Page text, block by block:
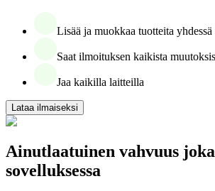
Lisää ja muokkaa tuotteita yhdessä
Saat ilmoituksen kaikista
Jaa kaikilla laitteilla
Lataa ilmaiseksi
Ainutlaatuinen vahvuus
sovelluksessa